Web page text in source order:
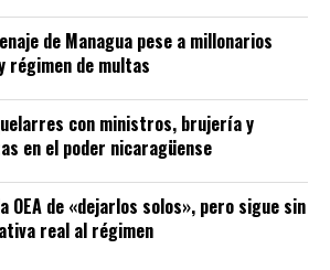
de Managua pese a millonarios
régimen de multas
con ministros, brujería y
en el poder nicaragüense
OEA de «dejarlos solos», pero sigue sin
real al régimen